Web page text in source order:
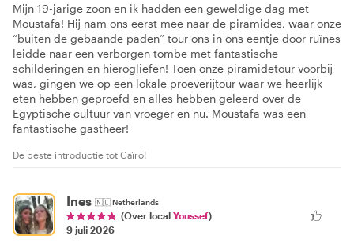
Mijn 19-jarige zoon en ik hadden een geweldige dag met
Moustafa! Hij nam ons eerst mee naar de piramides, waar onze
“buiten de gebaande paden” tour ons in ons eentje door ruïnes
leidde naar een verborgen tombe met fantastische
schilderingen en hiërogliefen! Toen onze piramidetour voorbij
was, gingen we op een lokale proeverijtour waar we heerlijk
eten hebben geproefd en alles hebben geleerd over de
Egyptische cultuur van vroeger en nu. Moustafa was een
fantastische gastheer!
De beste introductie tot Caïro!
Ines 🇳🇱Netherlands
(Over local Youssef)
9 juli 2026